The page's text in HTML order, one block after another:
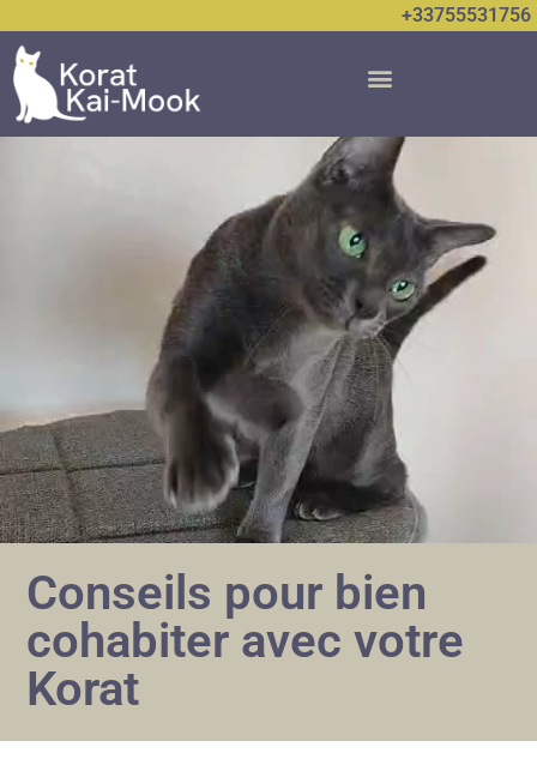
+33755531756
Conseils pour bien
cohabiter avec votre
Korat